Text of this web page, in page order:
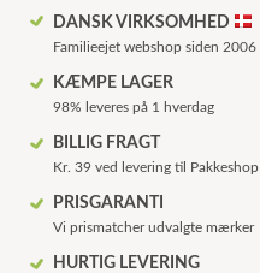
DANSK VIRKSOMHED
Familieejet webshop siden 2006
KÆMPE LAGER
98% leveres på 1 hverdag
BILLIG FRAGT
Kr. 39 ved levering til Pakkeshop
PRISGARANTI
Vi prismatcher udvalgte mærker
HURTIG LEVERING